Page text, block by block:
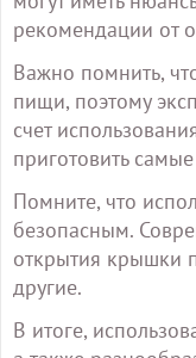
рекомендации от
Важно помнить,
пищи, поэтому
счет
приготовить
Помните, что
безопасным.
открытия крышки
другие.
В итоге,